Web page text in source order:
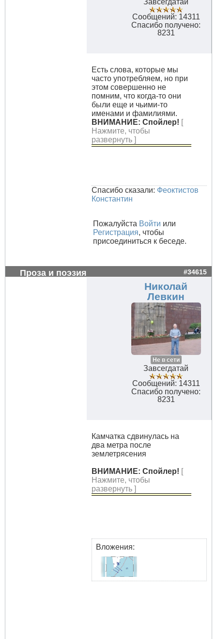
Завсегдатай
Сообщений: 14311
Спасибо получено:
8231
Есть слова, которые мы
часто употребляем, но при
этом совершенно не
помним, что когда-то они
были еще и чьими-то
именами и фамилиями.
ВНИМАНИЕ: Спойлер! [
Нажмите, чтобы
развернуть ]
Спасибо сказали: Феоктистов
Константин
Пожалуйста Войти или
Регистрация, чтобы
присоединиться к беседе.
Проза и поэзия #34615
Николай
Левкин
Не в сети
Завсегдатай
Сообщений: 14311
Спасибо получено:
8231
Камчатка сдвинулась на
два метра после
землетрясения
ВНИМАНИЕ: Спойлер! [
Нажмите, чтобы
развернуть ]
Вложения: